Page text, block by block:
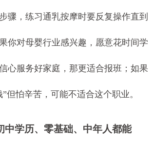
骤，练习通乳按摩时要反复操作直到
你对母婴行业感兴趣，愿意花时间学
心服务好家庭，那更适合报班；如果
”但怕辛苦，可能不适合这个职业。
中学历、零基础、中年人都能